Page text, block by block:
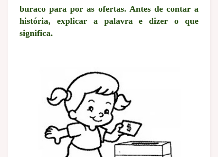
buraco para por as ofertas. Antes de contar a
história, explicar a palavra e dizer o que
significa.